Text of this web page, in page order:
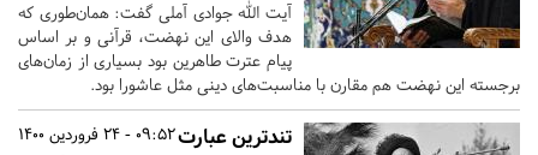
آیت الله جوادی آملی گفت: همان‌طوری که
هدف والای این نهضت، قرآنی و بر اساس
پیام عترت طاهرین بود بسیاری از زمان‌های
برجسته این نهضت هم مقارن با مناسبت‌های دینی مثل عاشورا بود.
09:52 - 24 فروردین 1400تندترین عبارت